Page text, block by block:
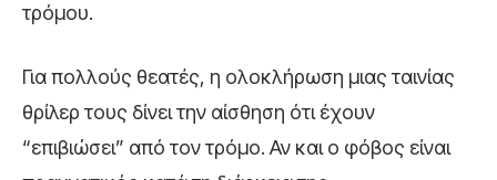
τρόμου.
Για πολλούς θεατές, η ολοκλήρωση μιας ταινίας
θρίλερ τους δίνει την αίσθηση ότι έχουν
“επιβιώσει” από τον τρόμο. Αν και ο φόβος είναι